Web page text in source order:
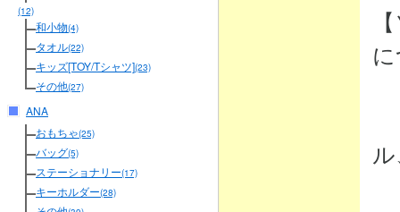
(12)
和小物(4)
タオル(22)
キッズ[TOY/Tシャツ](23)
その他(27)
ANA
おもちゃ(25)
バッグ(5)
ステーショナリー(17)
キーホルダー(28)